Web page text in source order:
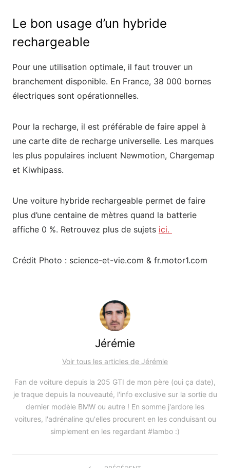
Le bon usage d’un hybride
rechargeable
Pour une utilisation optimale, il faut trouver un
branchement disponible. En France, 38 000 bornes
électriques sont opérationnelles.
Pour la recharge, il est préférable de faire appel à
une carte dite de recharge universelle. Les marques
les plus populaires incluent Newmotion, Chargemap
et Kiwhipass.
Une voiture hybride rechargeable permet de faire
plus d’une centaine de mètres quand la batterie
affiche 0 %. Retrouvez plus de sujets ici.
Crédit Photo : science-et-vie.com & fr.motor1.com
Jérémie
Voir tous les articles de Jérémie
Fan de voiture depuis la 205 GTI de mon père (oui ça date),
je traque depuis la nouveauté, l'info exclusive sur la sortie du
dernier modèle BMW ou autre ! En somme j'ardore les
voitures, l'adrénaline qu'elles procurent en les conduisant ou
simplement en les regardant #lambo :)